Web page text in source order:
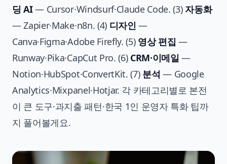
딩 AI— Cursor·Windsurf·Claude Code. (3) 자동화
— Zapier·Make·n8n. (4) 디자인 —
Canva·Figma·Adobe Firefly. (5) 영상 편집 —
Runway·Pika·CapCut Pro. (6) CRM·이메일 —
Notion·HubSpot·ConvertKit. (7) 분석 — Google
Analytics·Mixpanel·Hotjar. 각 카테고리별로 본전
이 큰 도구·과지출 패턴·한국 1인 운영자 특화 팁까
지 풀어볼게요.